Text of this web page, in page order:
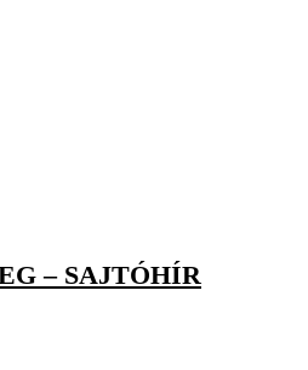
– SAJTÓHÍR